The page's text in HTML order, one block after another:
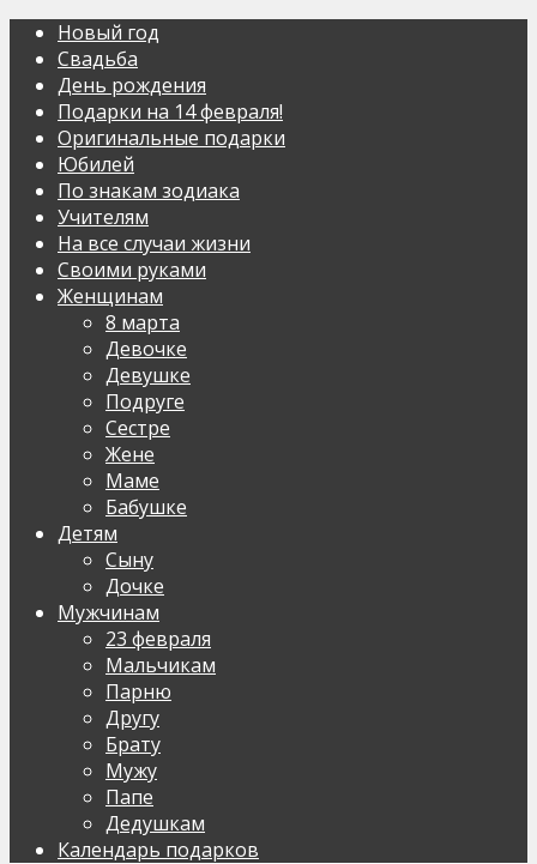
Новый год
Свадьба
День рождения
Подарки на 14 февраля!
Оригинальные подарки
Юбилей
По знакам зодиака
Учителям
На все случаи жизни
Своими руками
Женщинам
8 марта
Девочке
Девушке
Подруге
Сестре
Жене
Маме
Бабушке
Детям
Сыну
Дочке
Мужчинам
23 февраля
Мальчикам
Парню
Другу
Брату
Мужу
Папе
Дедушкам
Календарь подарков